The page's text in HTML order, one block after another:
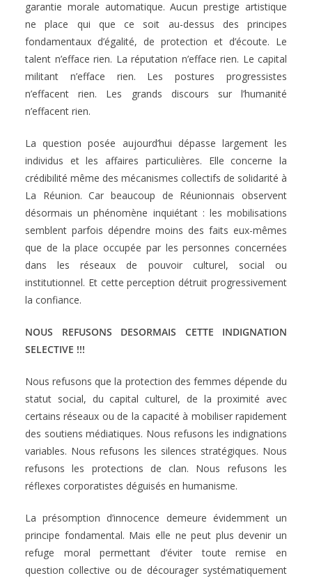
garantie morale automatique. Aucun prestige artistique
ne place qui que ce soit au-dessus des principes
fondamentaux d’égalité, de protection et d’écoute. Le
talent n’efface rien. La réputation n’efface rien. Le capital
militant n’efface rien. Les postures progressistes
n’effacent rien. Les grands discours sur l’humanité
n’effacent rien.
La question posée aujourd’hui dépasse largement les
individus et les affaires particulières. Elle concerne la
crédibilité même des mécanismes collectifs de solidarité à
La Réunion. Car beaucoup de Réunionnais observent
désormais un phénomène inquiétant : les mobilisations
semblent parfois dépendre moins des faits eux-mêmes
que de la place occupée par les personnes concernées
dans les réseaux de pouvoir culturel, social ou
institutionnel. Et cette perception détruit progressivement
la confiance.
NOUS REFUSONS DESORMAIS CETTE INDIGNATION
SELECTIVE !!!
Nous refusons que la protection des femmes dépende du
statut social, du capital culturel, de la proximité avec
certains réseaux ou de la capacité à mobiliser rapidement
des soutiens médiatiques. Nous refusons les indignations
variables. Nous refusons les silences stratégiques. Nous
refusons les protections de clan. Nous refusons les
réflexes corporatistes déguisés en humanisme.
La présomption d’innocence demeure évidemment un
principe fondamental. Mais elle ne peut plus devenir un
refuge moral permettant d’éviter toute remise en
question collective ou de décourager systématiquement